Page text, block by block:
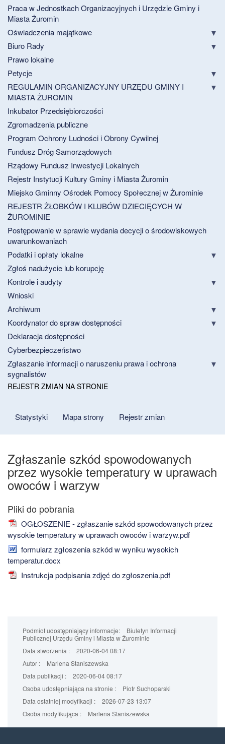
Praca w Jednostkach Organizacyjnych i Urzędzie Gminy i
Miasta Żuromin
Oświadczenia majątkowe
Biuro Rady
Prawo lokalne
Petycje
REGULAMIN ORGANIZACYJNY URZĘDU GMINY I
MIASTA ŻUROMIN
Inkubator Przedsiębiorczości
Zgromadzenia publiczne
Program Ochrony Ludności i Obrony Cywilnej
Fundusz Dróg Samorządowych
Rządowy Fundusz Inwestycji Lokalnych
Rejestr Instytucji Kultury Gminy i Miasta Żuromin
Miejsko Gminny Ośrodek Pomocy Społecznej w Żurominie
REJESTR ŻŁOBKÓW I KLUBÓW DZIECIĘCYCH W
ŻUROMINIE
Postępowanie w sprawie wydania decycji o środowiskowych
uwarunkowaniach
Podatki i opłaty lokalne
Zgłoś nadużycie lub korupcję
Kontrole i audyty
Wnioski
Archiwum
Koordynator do spraw dostępności
Deklaracja dostępności
Cyberbezpieczeństwo
Zgłaszanie informacji o naruszeniu prawa i ochrona
sygnalistów
REJESTR ZMIAN NA STRONIE
Statystyki Mapa strony Rejestr zmian
Zgłaszanie szkód spowodowanych
przez wysokie temperatury w uprawach
owoców i warzyw
OGŁOSZENIE - zgłaszanie szkód spowodowanych przez
wysokie temperatury w uprawach owoców i warzyw.pdf
formularz zgłoszenia szkód w wyniku wysokich
temperatur.docx
Instrukcja podpisania zdjęć do zgłoszenia.pdf
Podmiot udostępniający informacje:
Biuletyn Informacji
Publicznej Urzędu Gminy i Miasta w Żurominie
Data stworzenia :
2020-06-04 08:17
Autor :
Marlena Staniszewska
Data publikacji :
2020-06-04 08:17
Osoba udostępniająca na stronie :
Piotr Suchoparski
Data ostatniej modyfikacji :
2026-07-23 13:07
Osoba modyfikująca :
Marlena Staniszewska